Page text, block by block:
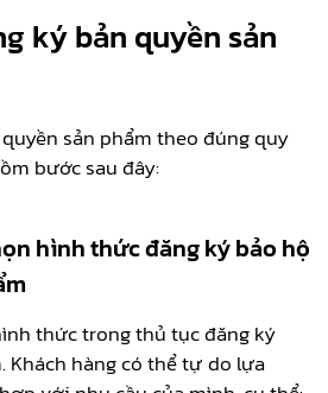
ký bản quyền sản
sản phẩm theo đúng quy
bước sau đây:
hình thức đăng ký bảo hộ
thức trong thủ tục đăng ký
Khách hàng có thể tự do lựa